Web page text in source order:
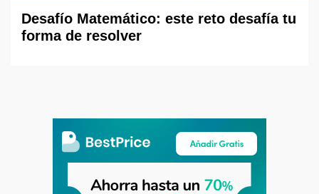
Desafío Matemático: este reto desafía tu
forma de resolver